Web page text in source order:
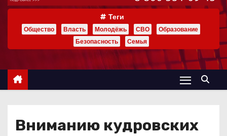
ж
Теги
Общество Власть Молодёжь СВО
Образование
Безопасность
Семья
Вниманию кудровских